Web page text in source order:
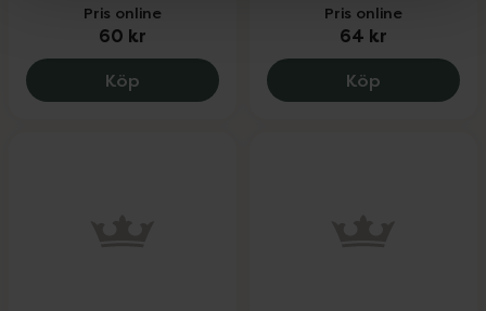
Pris online
60 kr
Köp Neutrogena Clear & Radiant Face
Pris online
64 kr
Köp